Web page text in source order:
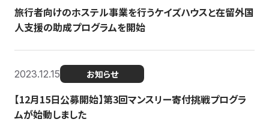
旅行者向けのホステル事業を行うケイズハウスと在留外国
人支援の助成プログラムを開始
2023.12.15 お知らせ
【12月15日公募開始】第3回マンスリー寄付挑戦プログラ
ムが始動しました